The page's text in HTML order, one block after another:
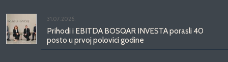
31.07.2026.
Prihodi i EBITDA BOSQAR INVESTA porasli 40
posto u prvoj polovici godine